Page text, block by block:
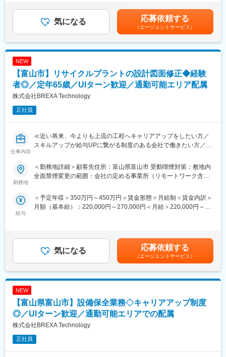
エンジニアの遣り甲斐を大切にする当社だからこその取り組みで
す。
■月残業20時間程度：
当社から配属の企業様については残業が多くなる企業様が少な
況となっています。
また過度な残業は発生の場合は、案件担当の営業から法人顧客に
対して、残業改善の是正対応も行っています。
■スキルUPで給与もUP：
スキルを上げてより難易度の高いプロジェクトへ配属をされる事
で給与も上がる仕組みを取っています。
定性的な評価のみではなく、スキルを磨くことが給与UPに繋がる
エンジニアにとっては非常分かり易い制度です。
変更の範囲：会社の定める業務
・利用者情報・ケア記録・サービス提供実績などの情報管理シス
テムの開発
・職員の勤務管理、シフト作成、業務日報などの業務管理機能の
設計
・請求書作成、給付管理、会計処理などの帳簿管理機能の構築
等を想定しております。
※当社は、若手社員の比率が高く未経験からでも活躍が出来る企業
です。エンジニアとしてキャリアアップしたい、チャレンジをし
たいという気持ちを持っている方がいらっしゃったら是非ご応募
ください。
＜お取引社数3,900社＞
同業他社と比較をしても圧倒的なお取引社数を誇る当社。
＜キャリアドック制度＞
同業他社では希望する仕事があっても、会社の都合で挑戦できな
当社では専任のキャリアアドバイザーがおり、キャリアアドバイ
ザーが社内に働きかける事で希望する仕事への挑戦を後押ししま
■月残業20時間程度：
当社から配属の企業様については残業が多くなる企業様が少な
く、特別な取り組みをすることなく過度な残業が発生をしない状
況となっています。
対して、残業改善の是正対応も行っています。
■スキルUPで給与もUP：
スキルを上げてより難易度の高いプロジェクトへ配属をされる事
で給与も上がる仕組みを取っています。
定性的な評価のみではなく、スキルを磨くことが給与UPに繋がる
エンジニアにとっては非常分かり易い制度です。
年目 年収440～460万円8年目 年収550～570万円20年目 年
収1000万円超※金額はあくまでも目安です。賃金はあくまでも目
安の金額であり、選考を通じて上下する可能性があります。月給
(月額)は固定手当を含めた表記です。
気になる 応募依頼する
（エージェントサービス）
NEW
【富山市】リサイクルプラントの設計図面修正◆経験
者◎／定年65歳／UIターン歓迎／通勤可能エリア配属
株式会社BREXA Technology
正社員
仕事内容
≪近い将来、今よりも上流の工程へキャリアアップをしたい方／
スキルアップが給与UPに繋がる制度のある会社で働きたい方／
幅を広げたい方へ≫
します。
基本的には既に存在する2D図面から3Dモデリングしていただきま
す。
CADの使用経験、設計経験者大歓迎です。
CAD自体は使用したことがあるけど、SolidWorksは使用したこと
がない、そんな方でも社内研修にてバックアップを行います。
ざいます。
■使用ツール：
SolidWorks
■当社だからこそ実現できるエンジニアとしての未来がある：
勤務地
＜勤務地詳細＞顧客先住所：富山県富山市 受動喫煙対策：敷地内
全面禁煙変更の範囲：会社の定める事業所（リモートワーク含
給与
＜予定年収＞350万円～450万円＜賃金形態＞月給制＜賃金内訳＞
月額（基本給）：220,000円～270,000円＜月給＞220,000円～
年目 年収440～460万円8年目 年収550～570万円20年目 年
収1000万円超※金額はあくまでも目安です。賃金はあくまでも目
安の金額であり、選考を通じて上下する可能性があります。月給
(月額)は固定手当を含めた表記です。
気になる 応募依頼する
（エージェントサービス）
NEW
【富山県富山市】設備保全業務◇キャリアアップ制度
◎／UIターン歓迎／通勤可能エリアでの配属
株式会社BREXA Technology
正社員